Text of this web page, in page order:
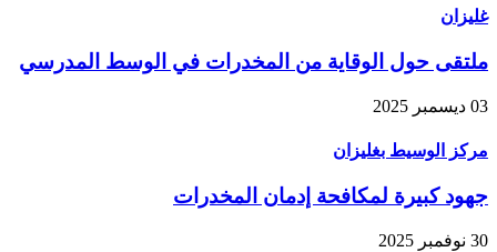
غليزان
ملتقى حول الوقاية من المخدرات في الوسط المدرسي
03 ديسمبر 2025
مركز الوسيط بغليزان
جهود كبيرة لمكافحة إدمان المخدرات
30 نوفمبر 2025